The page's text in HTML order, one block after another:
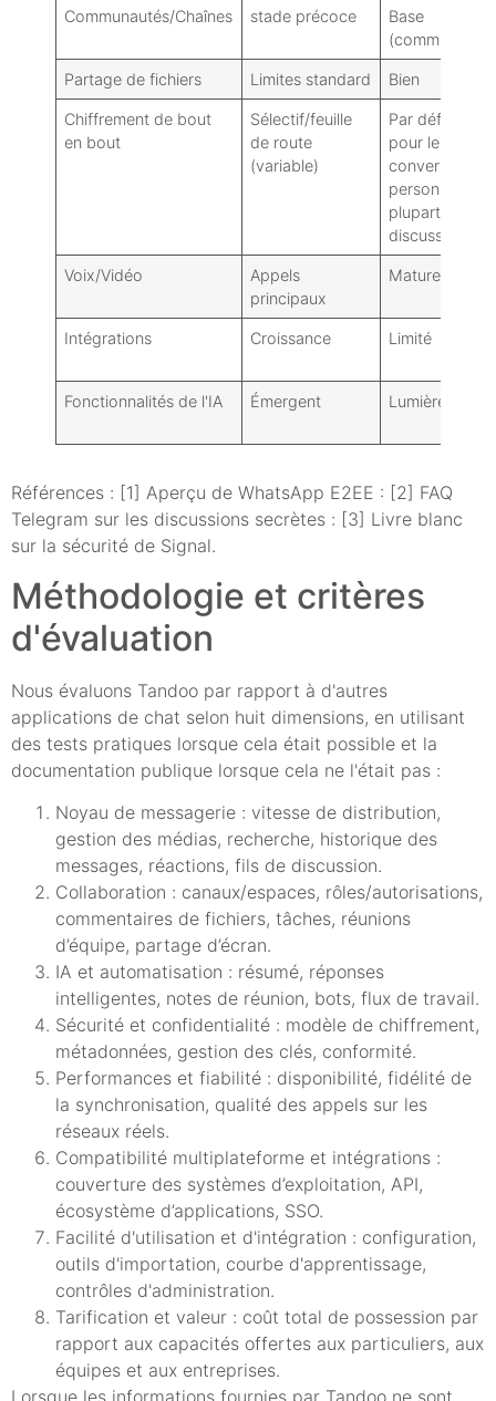
Communautés/Chaînes stade précoce
Base
Partage de fichiers Limites standard Bien
Chiffrement de bout
en bout
Sélectif/feuille
de route
(variable)
Par défaut
pour les
conversations
personnelles/
plupart des
discussions[1]
Voix/Vidéo
Appels
principaux
Mature
Intégrations Croissance Limité
Fonctionnalités de l'IA Émergent Lumière
Références : [1] Aperçu de WhatsApp E2EE : [2] FAQ
Telegram sur les discussions secrètes : [3] Livre blanc
sur la sécurité de Signal.
Méthodologie et critères
d'évaluation
Nous évaluons Tandoo par rapport à d'autres
applications de chat selon huit dimensions, en utilisant
des tests pratiques lorsque cela était possible et la
documentation publique lorsque cela ne l'était pas :
Noyau de messagerie : vitesse de distribution,
gestion des médias, recherche, historique des
messages, réactions, fils de discussion.
Collaboration : canaux/espaces, rôles/autorisations,
commentaires de fichiers, tâches, réunions
d’équipe, partage d’écran.
IA et automatisation : résumé, réponses
intelligentes, notes de réunion, bots, flux de travail.
Sécurité et confidentialité : modèle de chiffrement,
métadonnées, gestion des clés, conformité.
Performances et fiabilité : disponibilité, fidélité de
la synchronisation, qualité des appels sur les
réseaux réels.
Compatibilité multiplateforme et intégrations :
couverture des systèmes d’exploitation, API,
écosystème d’applications, SSO.
Facilité d'utilisation et d'intégration : configuration,
outils d'importation, courbe d'apprentissage,
contrôles d'administration.
Tarification et valeur : coût total de possession par
rapport aux capacités offertes aux particuliers, aux
équipes et aux entreprises.